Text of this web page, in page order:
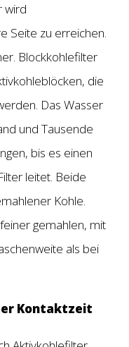
wird
Seite zu erreichen.
Blockkohlefilter
die
Das Wasser
und Tausende
bis es einen
leitet. Beide
Kohle.
gemahlen, mit
als bei
Kontaktzeit